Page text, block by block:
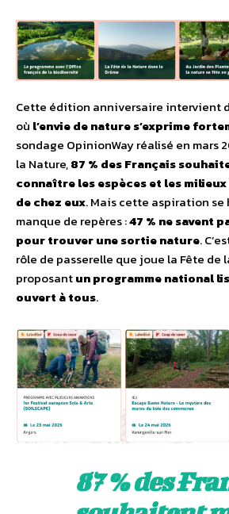
Cette édition anniversaire intervient
où l’envie de nature s’exprime
sondage OpinionWay réalisé en mars
la Nature,87 % des Français
connaître les espèces et les
de chez eux. Mais cette aspiration se
manque de repères :47 % ne savent
pour trouver une sortie nature.
rôle de passerelle que joue la Fête de
proposantun programme national
ouvert à tous.
87 % des